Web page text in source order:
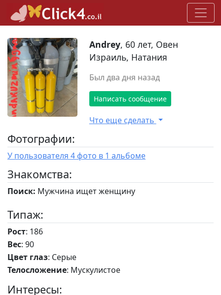
Andrey, 60 лет, Овен
Израиль, Натания
Был два дня назад
Написать сообщение
Что еще сделать
Фотографии:
У пользователя 4 фото в 1 альбоме
Знакомства:
Поиск: Мужчина ищет женщину
Типаж:
Рост: 186
Вес: 90
Цвет глаз: Серые
Телосложение: Мускулистое
Интересы: